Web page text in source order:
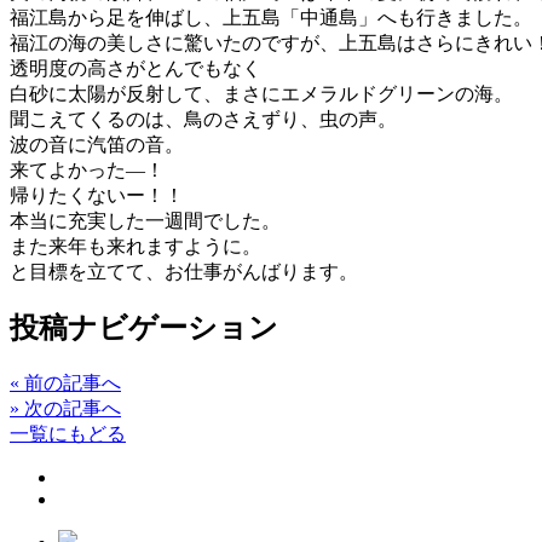
福江島から足を伸ばし、上五島「中通島」へも行きました。
福江の海の美しさに驚いたのですが、上五島はさらにきれい
透明度の高さがとんでもなく
白砂に太陽が反射して、まさにエメラルドグリーンの海。
聞こえてくるのは、鳥のさえずり、虫の声。
波の音に汽笛の音。
来てよかった―！
帰りたくないー！！
本当に充実した一週間でした。
また来年も来れますように。
と目標を立てて、お仕事がんばります。
投稿ナビゲーション
« 前の記事へ
» 次の記事へ
一覧にもどる